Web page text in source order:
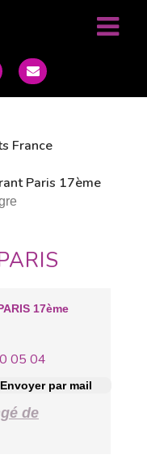
France
Paris 17ème
17ème
05 04
Envoyer par mail
de